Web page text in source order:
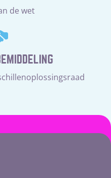
de wet